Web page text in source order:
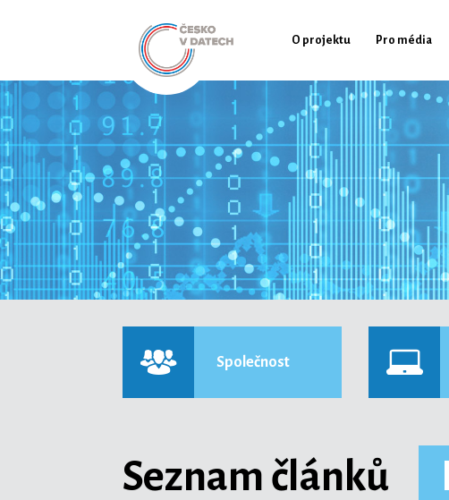
O projektu Pro média
Společnost
Seznam článků